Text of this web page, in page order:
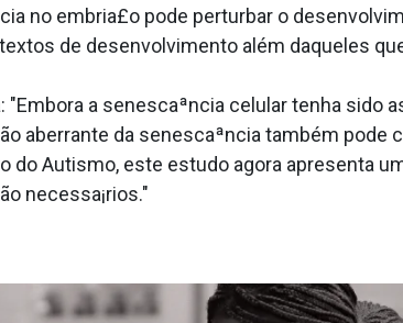
no embria£o pode perturbar o
de desenvolvimento além daqueles
a senescaªncia celular tenha sido
aberrante da senescaªncia também pode
Autismo, este estudo agora apresenta
necessa¡rios."